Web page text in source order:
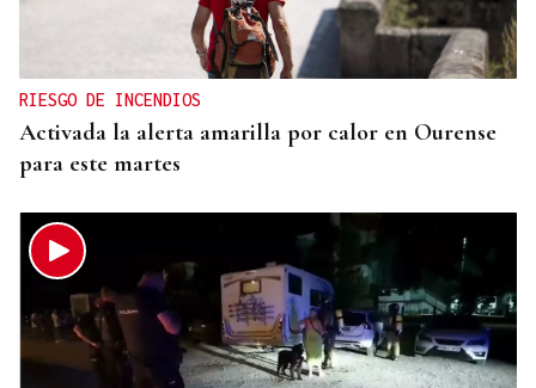
RIESGO DE INCENDIOS
Activada la alerta amarilla por calor en Ourense
para este martes